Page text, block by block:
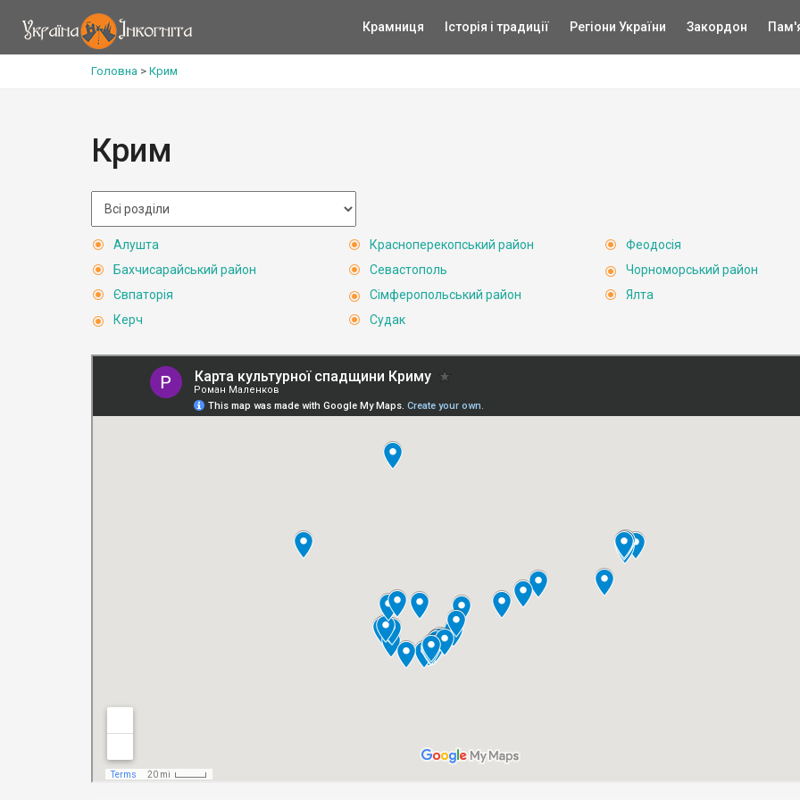
Крамниця Історія і традиції Регіони України Закордон
Головна > Крим
Крим
Алушта
Бахчисарайський район
Євпаторія
Керч
Красноперекопський район
Севастополь
Сімферопольський район
Судак
Феодосія
Чорноморський район
Ялта